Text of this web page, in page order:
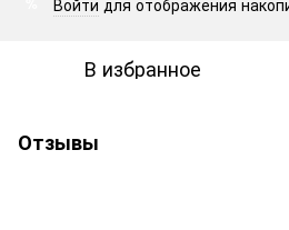
В избранное
Отзывы